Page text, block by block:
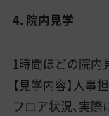
4. 院内見学
1時間ほどの院内
【見学内容】人
フロア状況、実